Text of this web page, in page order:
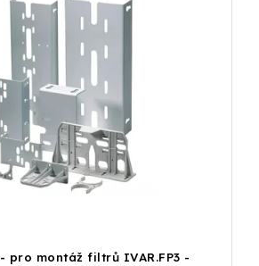
pro montáž filtrů IVAR.FP3 -